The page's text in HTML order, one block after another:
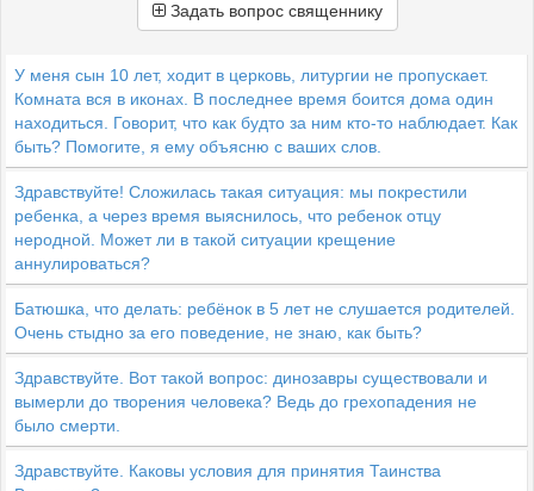
Задать вопрос священнику
У меня сын 10 лет, ходит в церковь, литургии не пропускает.
Комната вся в иконах. В последнее время боится дома один
находиться. Говорит, что как будто за ним кто-то наблюдает. Как
быть? Помогите, я ему объясню с ваших слов.
Здравствуйте! Сложилась такая ситуация: мы покрестили
ребенка, а через время выяснилось, что ребенок отцу
неродной. Может ли в такой ситуации крещение
аннулироваться?
Батюшка, что делать: ребёнок в 5 лет не слушается родителей.
Очень стыдно за его поведение, не знаю, как быть?
Здравствуйте. Вот такой вопрос: динозавры существовали и
вымерли до творения человека? Ведь до грехопадения не
было смерти.
Здравствуйте. Каковы условия для принятия Таинства